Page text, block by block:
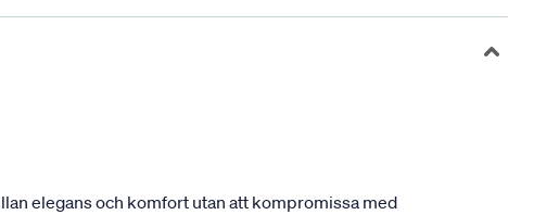
elegans och komfort utan att kompromissa med